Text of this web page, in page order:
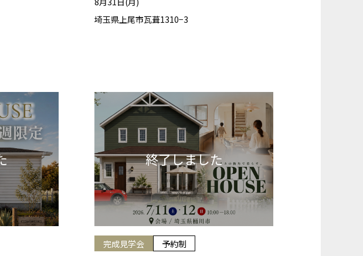
埼玉県上尾市瓦葺1310−3
完成見学会 予約制